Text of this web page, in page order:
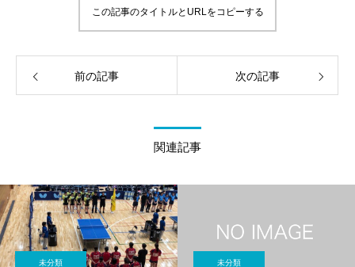
この記事のタイトルとURLをコピーする
前の記事 次の記事
関連記事
未分類 未分類